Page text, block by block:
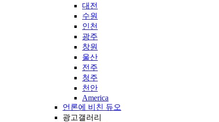
대전
수원
인천
광주
창원
울산
전주
청주
천안
America
언론에 비친 듀오
광고갤러리